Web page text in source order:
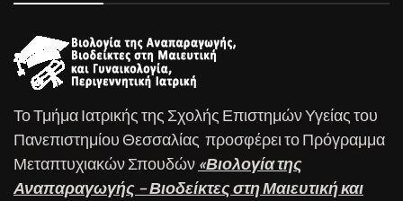
Το Τμήμα Ιατρικής της Σχολής Επιστημών Υγείας του
Πανεπιστημίου Θεσσαλίας προσφέρει το Πρόγραμμα
Μεταπτυχιακών Σπουδών «Βιολογία της
Αναπαραγωγής – Βιοδείκτες στη Μαιευτική και